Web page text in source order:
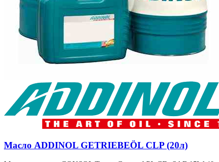
Масло ADDINOL GETRIEBEÖL CLP (20л)